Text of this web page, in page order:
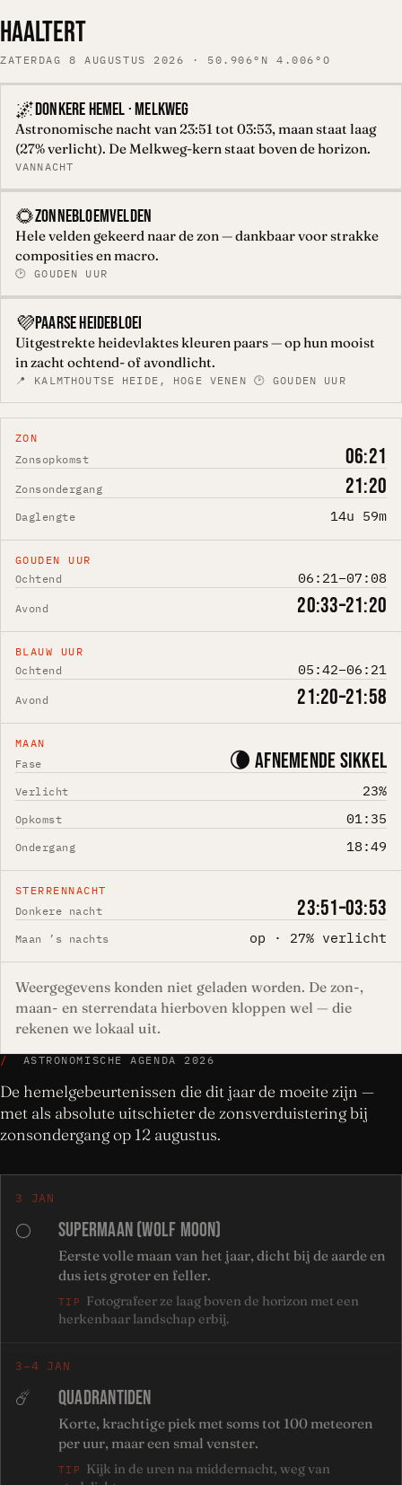
HAALTERT
ZATERDAG 8 AUGUSTUS 2026 · 50.906°N 4.006°O
🌌DONKERE HEMEL · MELKWEG
Astronomische nacht van 23:51 tot 03:53, maan staat laag
(27% verlicht). De Melkweg-kern staat boven de horizon.
VANNACHT
🌻ZONNEBLOEMVELDEN
Hele velden gekeerd naar de zon — dankbaar voor strakke
composities en macro.
🕑 GOUDEN UUR
💜PAARSE HEIDEBLOEI
Uitgestrekte heidevlaktes kleuren paars — op hun mooist
in zacht ochtend- of avondlicht.
📍 KALMTHOUTSE HEIDE, HOGE VENEN 🕑 GOUDEN UUR
ZON
Zonsopkomst 06:21
Zonsondergang 21:20
Daglengte 14u 59m
GOUDEN UUR
Ochtend 06:21–07:08
Avond 20:33–21:20
BLAUW UUR
Ochtend 05:42–06:21
Avond 21:20–21:58
MAAN
Fase 🌘 Afnemende sikkel
Verlicht 23%
Opkomst 01:35
Ondergang 18:49
STERRENNACHT
Donkere nacht 23:51–03:53
Maan ’s nachts op · 27% verlicht
Weergegevens konden niet geladen worden. De zon-,
maan- en sterrendata hierboven kloppen wel — die
rekenen we lokaal uit.
/ ASTRONOMISCHE AGENDA 2026
De hemelgebeurtenissen die dit jaar de moeite zijn —
met als absolute uitschieter de zonsverduistering bij
zonsondergang op 12 augustus.
3 JAN
🌕 SUPERMAAN (WOLF MOON)
Eerste volle maan van het jaar, dicht bij de aarde en
dus iets groter en feller.
TIP
Fotografeer ze laag boven de horizon met een
herkenbaar landschap erbij.
3–4 JAN
☄️ QUADRANTIDEN
Korte, krachtige piek met soms tot 100 meteoren
per uur, maar een smal venster.
TIP
Kijk in de uren na middernacht, weg van